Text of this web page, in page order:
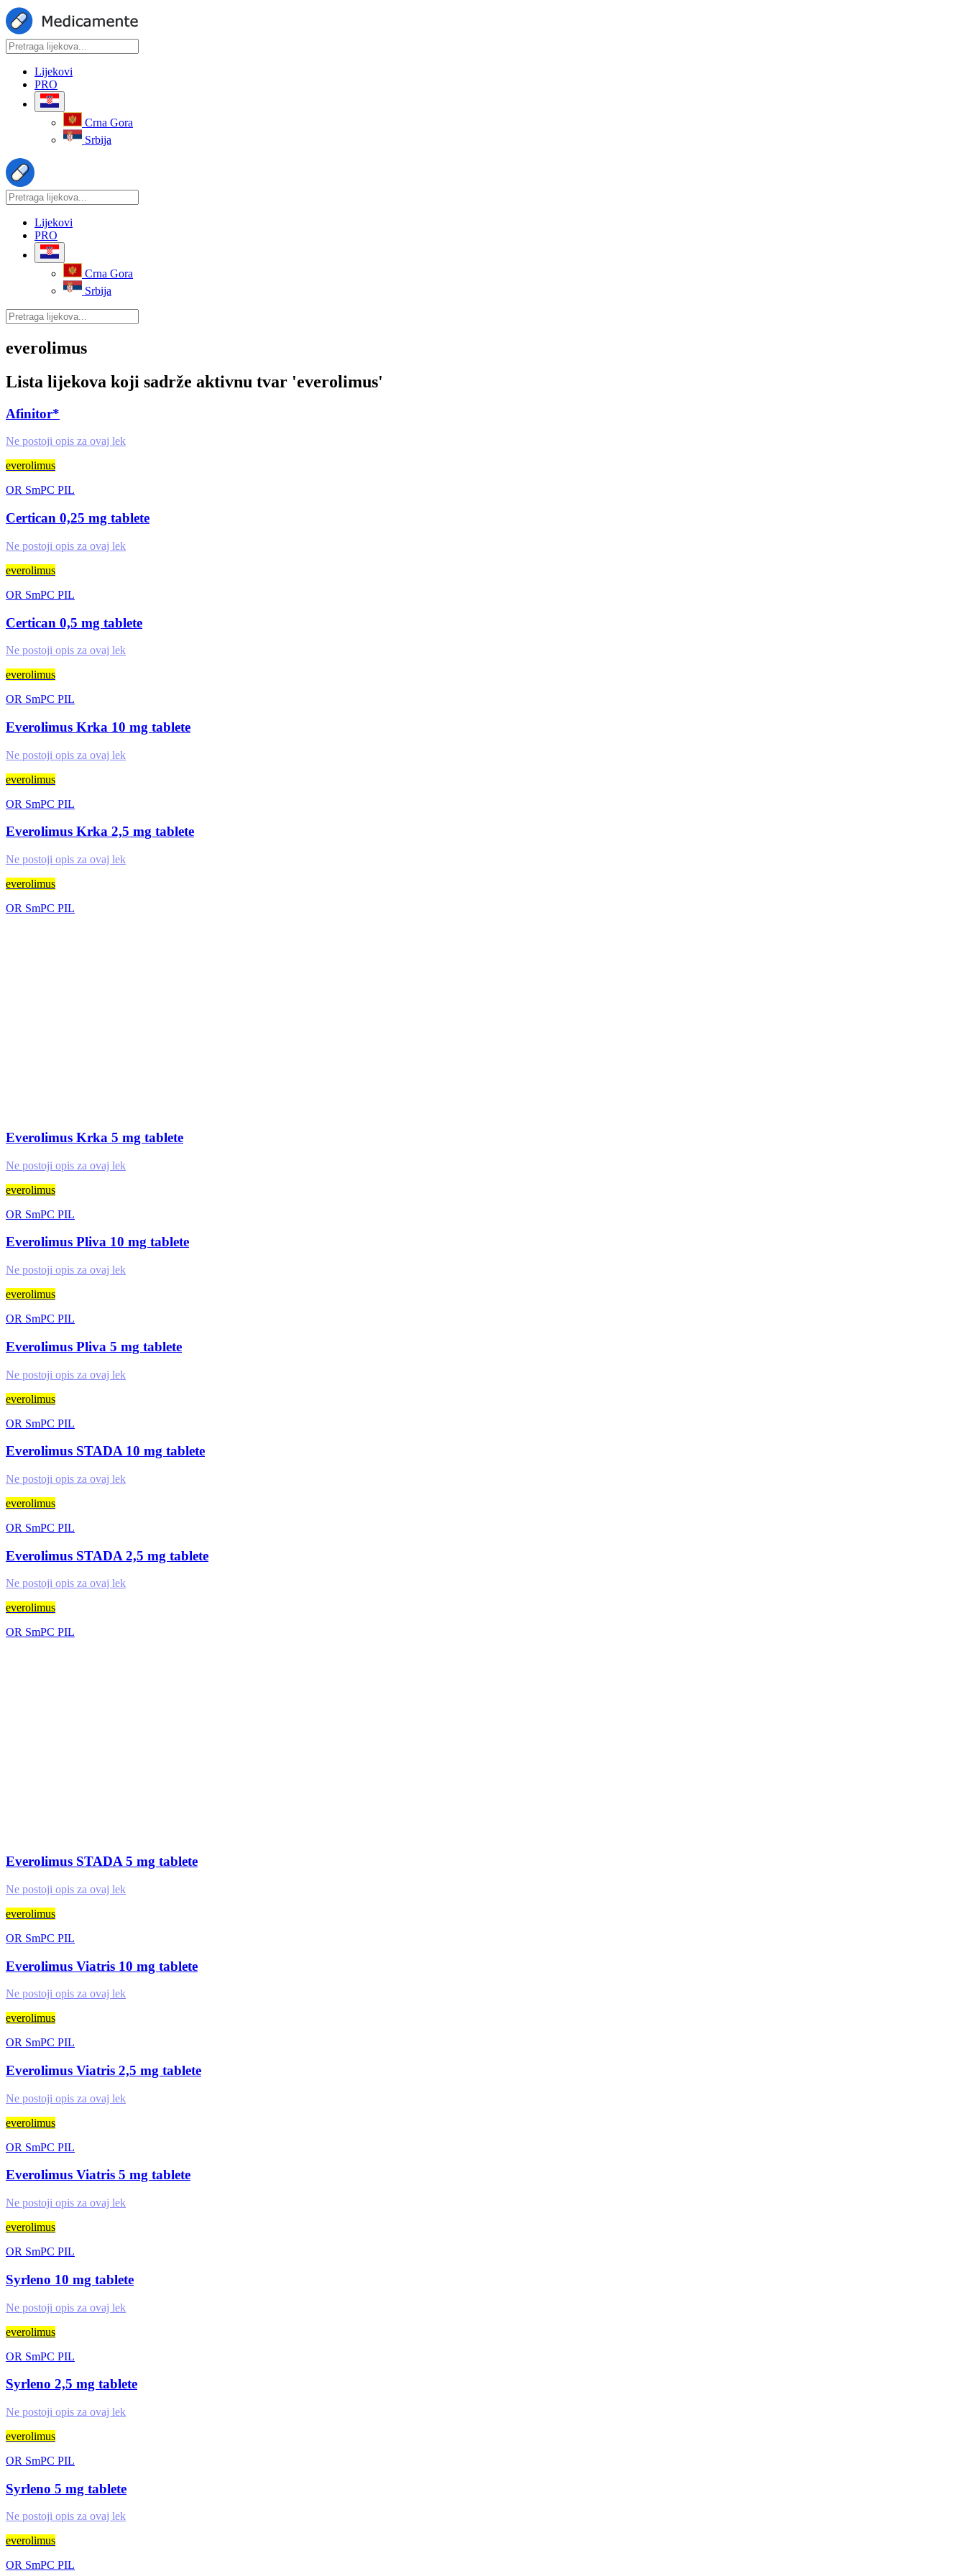
Lijekovi
PRO
Crna Gora
Srbija
Lijekovi
PRO
Crna Gora
Srbija
everolimus
Lista lijekova koji sadrže aktivnu tvar 'everolimus'
Afinitor*
Ne postoji opis za ovaj lek
everolimus
OR SmPC PIL
Certican 0,25 mg tablete
Ne postoji opis za ovaj lek
everolimus
OR SmPC PIL
Certican 0,5 mg tablete
Ne postoji opis za ovaj lek
everolimus
OR SmPC PIL
Everolimus Krka 10 mg tablete
Ne postoji opis za ovaj lek
everolimus
OR SmPC PIL
Everolimus Krka 2,5 mg tablete
Ne postoji opis za ovaj lek
everolimus
OR SmPC PIL
Everolimus Krka 5 mg tablete
Ne postoji opis za ovaj lek
everolimus
OR SmPC PIL
Everolimus Pliva 10 mg tablete
Ne postoji opis za ovaj lek
everolimus
OR SmPC PIL
Everolimus Pliva 5 mg tablete
Ne postoji opis za ovaj lek
everolimus
OR SmPC PIL
Everolimus STADA 10 mg tablete
Ne postoji opis za ovaj lek
everolimus
OR SmPC PIL
Everolimus STADA 2,5 mg tablete
Ne postoji opis za ovaj lek
everolimus
OR SmPC PIL
Everolimus STADA 5 mg tablete
Ne postoji opis za ovaj lek
everolimus
OR SmPC PIL
Everolimus Viatris 10 mg tablete
Ne postoji opis za ovaj lek
everolimus
OR SmPC PIL
Everolimus Viatris 2,5 mg tablete
Ne postoji opis za ovaj lek
everolimus
OR SmPC PIL
Everolimus Viatris 5 mg tablete
Ne postoji opis za ovaj lek
everolimus
OR SmPC PIL
Syrleno 10 mg tabletе
Ne postoji opis za ovaj lek
everolimus
OR SmPC PIL
Syrleno 2,5 mg tabletе
Ne postoji opis za ovaj lek
everolimus
OR SmPC PIL
Syrleno 5 mg tabletе
Ne postoji opis za ovaj lek
everolimus
OR SmPC PIL